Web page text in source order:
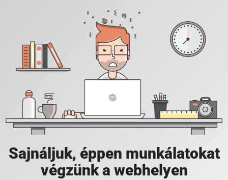
Sajnáljuk, éppen munkálatokat
végzünk a webhelyen